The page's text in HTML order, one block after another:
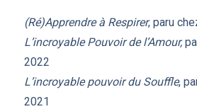
(Ré)Apprendre à Respirer, paru
L’incroyable Pouvoir de l’Amour,
2022
L’incroyable pouvoir du Souffle,
2021